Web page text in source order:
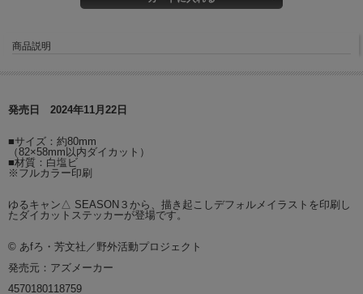
商品説明
発売日 2024年11月22日
■サイズ：約80mm
（82×58mm以内ダイカット）
■材質：白塩ビ
※フルカラー印刷
ゆるキャン△ SEASON３から、描き起こしデフォルメイラストを印刷し
たダイカットステッカーが登場です。
© あfろ・芳文社／野外活動プロジェクト
発売元：アズメーカー
4570180118759